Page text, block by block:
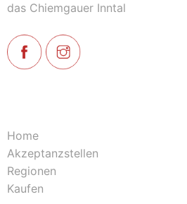
das Chiemgauer Inntal
Home
Akzeptanzstellen
Regionen
Kaufen